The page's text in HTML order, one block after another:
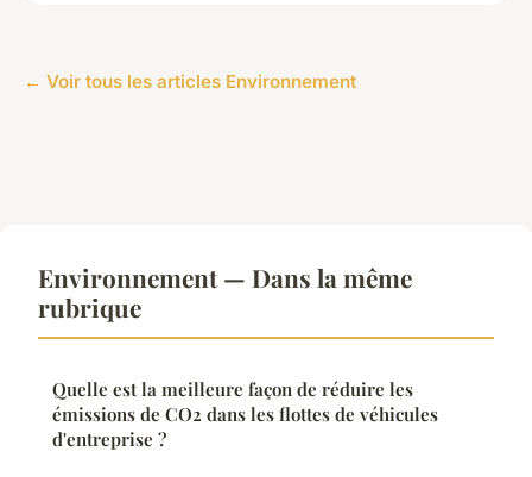
← Voir tous les articles Environnement
Environnement — Dans la même
rubrique
Quelle est la meilleure façon de réduire les
émissions de CO2 dans les flottes de véhicules
d'entreprise ?